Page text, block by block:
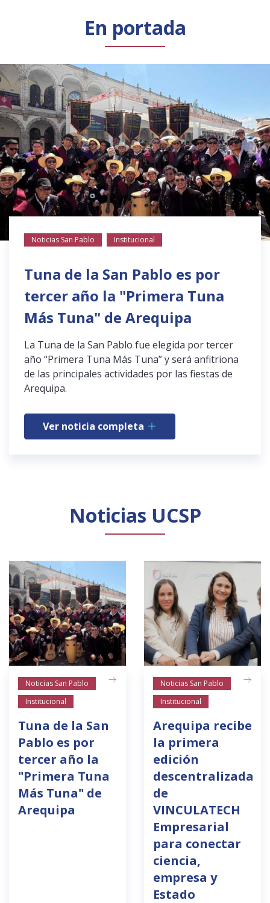
En portada
Noticias San Pablo Institucional
Tuna de la San Pablo es por
tercer año la "Primera Tuna
Más Tuna" de Arequipa
La Tuna de la San Pablo fue elegida por tercer
año “Primera Tuna Más Tuna” y será anfitriona
de las principales actividades por las fiestas de
Arequipa.
Ver noticia completa
Noticias UCSP
Noticias San Pablo
Institucional
Tuna de la San
Pablo es por
tercer año la
"Primera Tuna
Más Tuna" de
Arequipa
Noticias San Pablo
Institucional
Arequipa recibe
la primera
edición
descentralizada
de
VINCULATECH
Empresarial
para conectar
ciencia,
empresa y
Estado